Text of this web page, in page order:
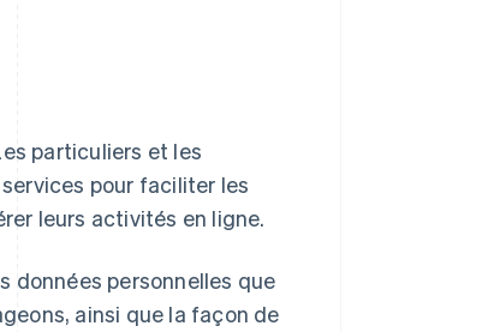
particuliers et les
pour faciliter les
leurs activités en ligne.
données personnelles que
ainsi que la façon de